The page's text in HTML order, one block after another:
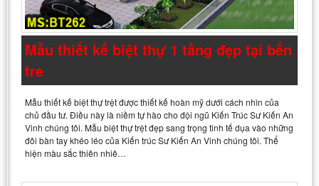
Mẫu thiết kế biệt thự 1 tầng đẹp tại bến
tre
Mẫu thiết kế biệt thự trệt được thiết kế hoàn mỹ dưới cách nhìn của
chủ đầu tư. Điều này là niềm tự hào cho đội ngũ Kiến Trúc Sư Kiến An
Vinh chúng tôi. Mẫu biệt thự trệt đẹp sang trọng tinh tế dụa vào những
đôi bàn tay khéo léo của Kiến trúc Sư Kiến An Vinh chúng tôi. Thể
hiện màu sắc thiên nhiê…